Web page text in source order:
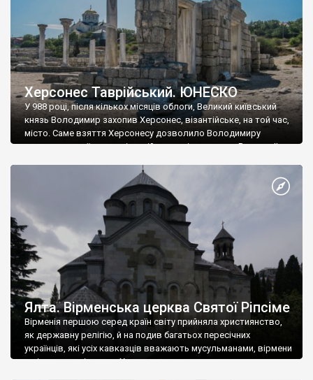
Херсонес Таврійський. ЮНЕСКО
У 988 році, після кількох місяців облоги, Великий київський
князь Володимир захопив Херсонес, візантійське, на той час,
місто. Саме взяття Херсонесу дозволило Володимиру
диктувати свої умови візантійському імператору Василю ІІ, та
Херсонесі Володимир-язичник, став Василем-християнином.
А потім було Хрещення Русі. На честь Херсонесу Таврійського
Ялта. Вірменська церква Святої Ріпсіме
Вірменія першою серед країн світу прийняла християнство,
як державну релігію, й на подив багатьох пересічних
українців, які усіх кавказців вважають мусульманами, вірмени
є відданими вірянами Христа